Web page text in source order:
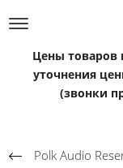
Цены товаров
уточнения
(звонки
Polk Audio